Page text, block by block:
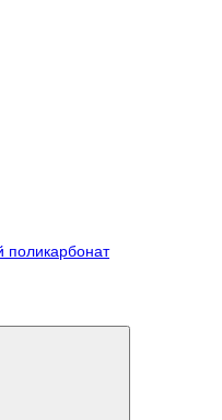
поликарбонат